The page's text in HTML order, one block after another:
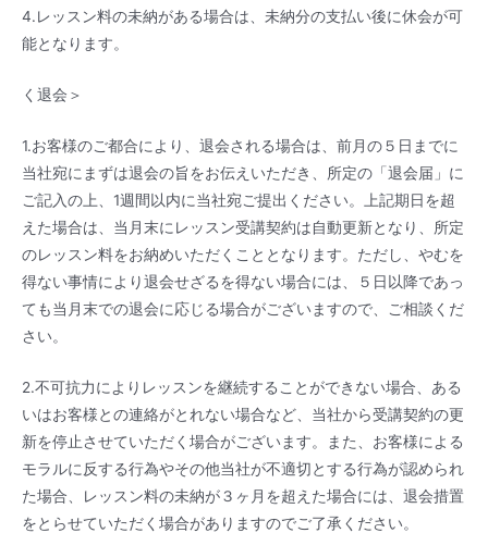
4.レッスン料の未納がある場合は、未納分の支払い後に休会が可
能となります。
く退会＞
1.お客様のご都合により、退会される場合は、前月の５日までに
当社宛にまずは退会の旨をお伝えいただき、所定の「退会届」に
ご記入の上、1週間以内に当社宛ご提出ください。上記期日を超
えた場合は、当月末にレッスン受講契約は自動更新となり、所定
のレッスン料をお納めいただくこととなります。ただし、やむを
得ない事情により退会せざるを得ない場合には、５日以降であっ
ても当月末での退会に応じる場合がございますので、ご相談くだ
さい。
2.不可抗力によりレッスンを継続することができない場合、ある
いはお客様との連絡がとれない場合など、当社から受講契約の更
新を停止させていただく場合がございます。また、お客様による
モラルに反する行為やその他当社が不適切とする行為が認められ
た場合、レッスン料の未納が３ヶ月を超えた場合には、退会措置
をとらせていただく場合がありますのでご了承ください。